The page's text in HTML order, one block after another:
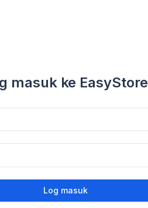
masuk ke EasyStore
Log masuk